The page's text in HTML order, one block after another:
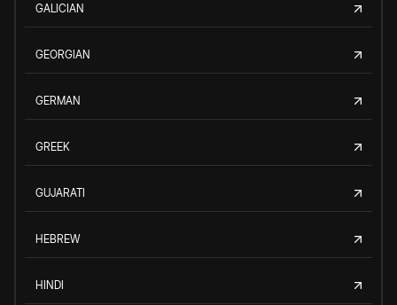
GALICIAN
GEORGIAN
GERMAN
GREEK
GUJARATI
HEBREW
HINDI